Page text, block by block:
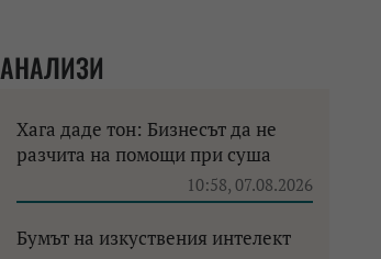
АНАЛИЗИ
Хага даде тон: Бизнесът да не
разчита на помощи при суша
10:58, 07.08.2026
Бумът на изкуствения интелект